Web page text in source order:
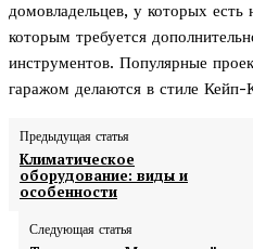
домовладельцев, у которых есть
которым требуется
инструментов. Популярные
гаражом делаются в стиле Кейп-
Предыдущая статья
Климатическое
оборудование: виды и
особенности
Следующая статья